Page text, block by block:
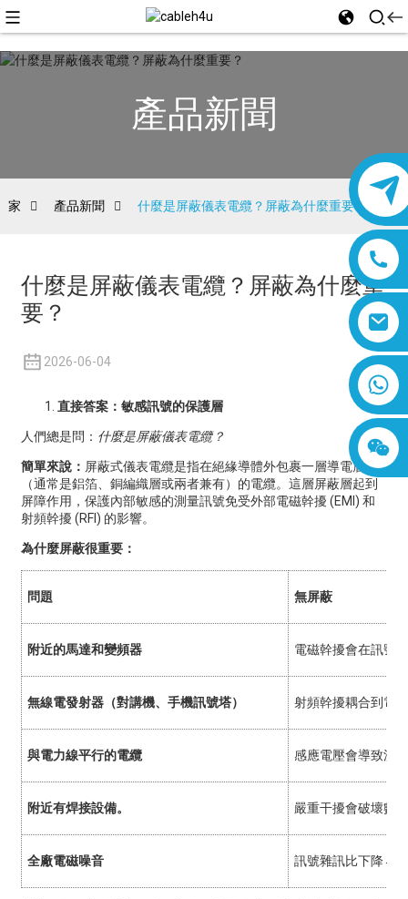
產品新聞
家 產品新聞 什麼是屏蔽儀表電纜？屏蔽為什麼重要？
什麼是屏蔽儀表電纜？屏蔽為什麼重
要？
2026-06-04
直接答案：敏感訊號的保護層
人們總是問： 什麼是屏蔽儀表電纜？
簡單來說： 屏蔽式儀表電纜是指在絕緣導體外包裹一層導電層
（通常是鋁箔、銅編織層或兩者兼有）的電纜。這層屏蔽層起到
屏障作用，保護內部敏感的測量訊號免受外部電磁幹擾 (EMI) 和
射頻幹擾 (RFI) 的影響。
為什麼屏蔽很重要：
問題 無屏蔽
附近的馬達和變頻器 電磁幹擾會在訊號
無線電發射器（對講機、手機訊號塔） 射頻幹擾耦合到電
與電力線平行的電纜 感應電壓會導致測
附近有焊接設備。 嚴重干擾會破壞數
全廠電磁噪音 訊號雜訊比下降→